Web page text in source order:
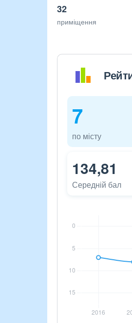
32
приміщення
7
по місту
134,81
Середній бал